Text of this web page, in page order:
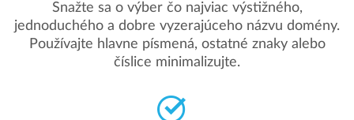
Snažte sa o výber čo najviac výstižného,
jednoduchého a dobre vyzerajúceho názvu domény.
Používajte hlavne písmená, ostatné znaky alebo
číslice minimalizujte.